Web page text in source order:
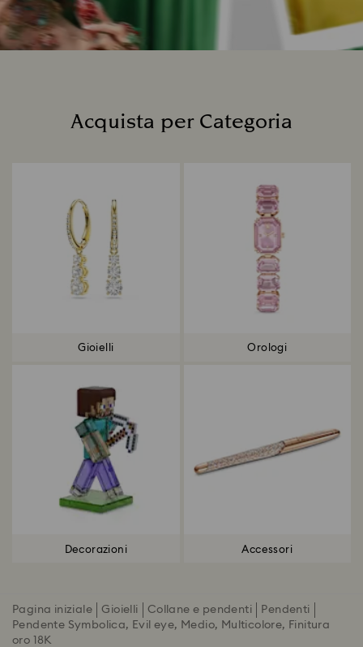
Acquista per Categoria
Gioielli Orologi
Decorazioni Accessori
Pagina iniziale Gioielli Collane e pendenti
Pendenti
Pendente Symbolica, Evil eye, Medio, Multicolore, Finitura
oro 18K